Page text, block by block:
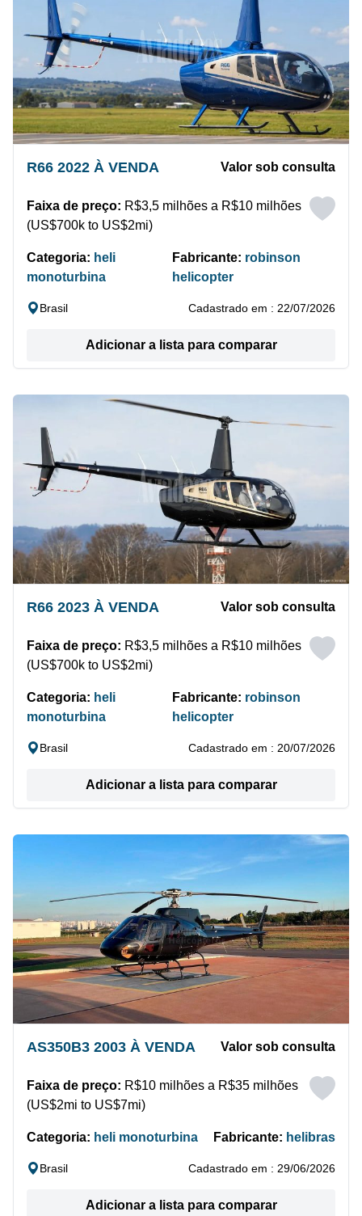
R66 2022 À VENDA Valor sob consulta
Faixa de preço: R$3,5 milhões a R$10 milhões
(US$700k to US$2mi)
Categoria: heli
monoturbina
Fabricante: robinson
helicopter
Brasil Cadastrado em : 22/07/2026
Adicionar a lista para comparar
R66 2023 À VENDA Valor sob consulta
Faixa de preço: R$3,5 milhões a R$10 milhões
(US$700k to US$2mi)
Categoria: heli
monoturbina
Fabricante: robinson
helicopter
Brasil Cadastrado em : 20/07/2026
Adicionar a lista para comparar
AS350B3 2003 À VENDA Valor sob consulta
Faixa de preço: R$10 milhões a R$35 milhões
(US$2mi to US$7mi)
Categoria: heli monoturbina Fabricante: helibras
Brasil Cadastrado em : 29/06/2026
Adicionar a lista para comparar